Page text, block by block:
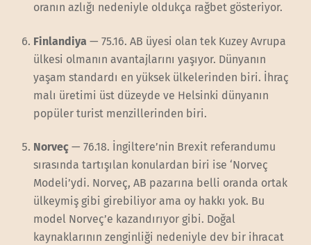
oranın azlığı nedeniyle oldukça rağbet gösteriyor.
Finlandiya — 75.16. AB üyesi olan tek Kuzey Avrupa
ülkesi olmanın avantajlarını yaşıyor. Dünyanın
yaşam standardı en yüksek ülkelerinden biri. İhraç
malı üretimi üst düzeyde ve Helsinki dünyanın
popüler turist menzillerinden biri.
Norveç — 76.18. İngiltere’nin Brexit referandumu
sırasında tartışılan konulardan biri ise ‘Norveç
Modeli’ydi. Norveç, AB pazarına belli oranda ortak
ülkeymiş gibi girebiliyor ama oy hakkı yok. Bu
model Norveç’e kazandırıyor gibi. Doğal
kaynaklarının zenginliği nedeniyle dev bir ihracat